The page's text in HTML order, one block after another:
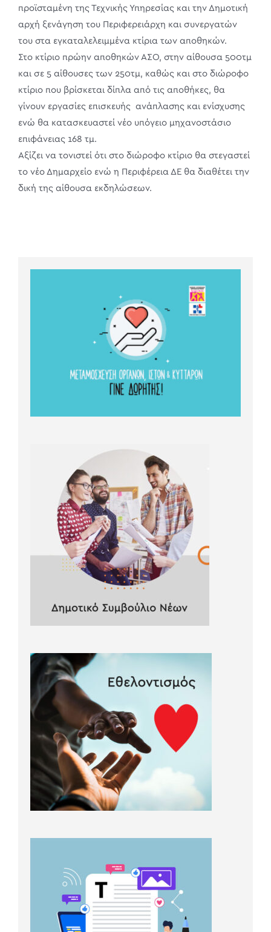
προϊσταμένη της Τεχνικής Υπηρεσίας και την Δημοτική
αρχή ξενάγηση του Περιφερειάρχη και συνεργατών
του στα εγκαταλελειμμένα κτίρια των αποθηκών.
Στο κτίριο πρώην αποθηκών ΑΣΟ, στην αίθουσα 500τμ
και σε 5 αίθουσες των 250τμ, καθώς και στο διώροφο
κτίριο που βρίσκεται δίπλα από τις αποθήκες, θα
γίνουν εργασίες επισκευής ανάπλασης και ενίσχυσης
ενώ θα κατασκευαστεί νέο υπόγειο μηχανοστάσιο
επιφάνειας 168 τμ.
Αξίζει να τονιστεί ότι στο διώροφο κτίριο θα στεγαστεί
το νέο Δημαρχείο ενώ η Περιφέρεια ΔΕ θα διαθέτει την
δική της αίθουσα εκδηλώσεων.